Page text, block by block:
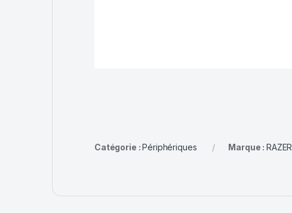
Catégorie :Périphériques Marque : RAZER